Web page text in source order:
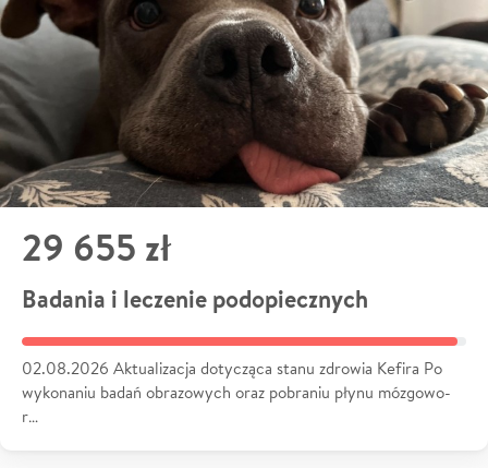
29 655 zł
Badania i leczenie podopiecznych
02.08.2026 Aktualizacja dotycząca stanu zdrowia Kefira Po
wykonaniu badań obrazowych oraz pobraniu płynu mózgowo-
r…